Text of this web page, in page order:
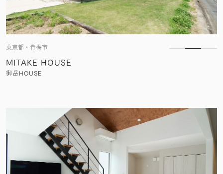
東京都・青梅市
MITAKE HOUSE
御岳HOUSE